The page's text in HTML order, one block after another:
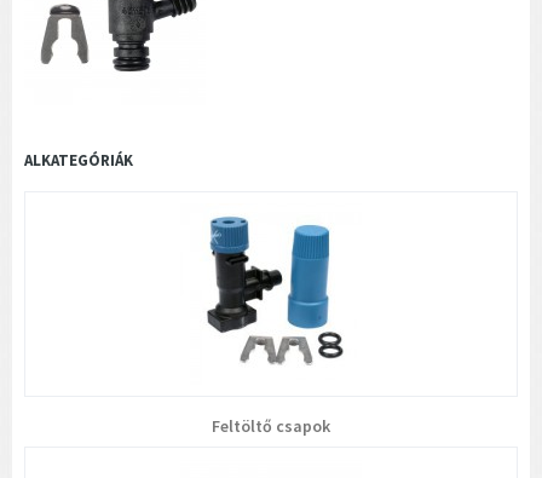
ALKATEGÓRIÁK
Feltöltő csapok